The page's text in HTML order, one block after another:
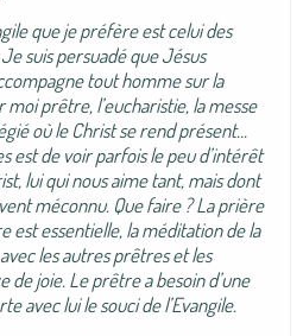
que je préfère est celui des
suis persuadé que Jésus
tout homme sur la
prêtre, l’eucharistie, la messe
où le Christ se rend présent…
est de voir parfois le peu d’intérêt
lui qui nous aime tant, mais dont
méconnu. Que faire ? La prière
est essentielle, la méditation de la
les autres prêtres et les
de joie. Le prêtre a besoin d’une
avec lui le souci de l’Evangile.